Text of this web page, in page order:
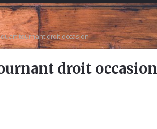
tournant droit occasion
droit occasion